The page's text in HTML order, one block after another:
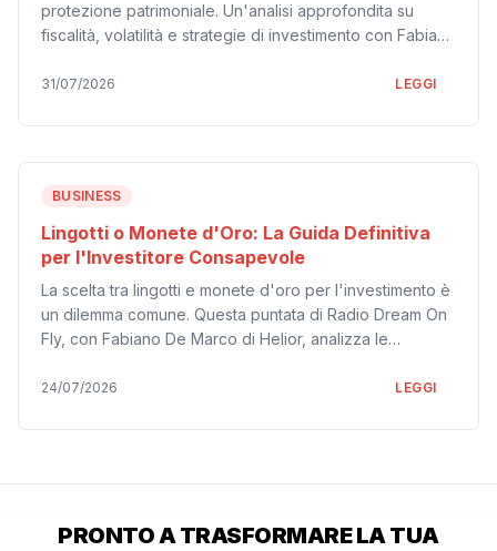
protezione patrimoniale. Un'analisi approfondita su
fiscalità, volatilità e strategie di investimento con Fabiano
31/07/2026 LEGGI
BUSINESS
Lingotti o Monete d'Oro: La Guida Definitiva
per l'Investitore Consapevole
La scelta tra lingotti e monete d'oro per l'investimento è
un dilemma comune. Questa puntata di Radio Dream On
Fly, con Fabiano De Marco di Helior, analizza le
costi e flessibilità. Scopri perché i lingotti 24 carati sono
patrimonio oggi.
24/07/2026 LEGGI
PRONTO A TRASFORMARE LA TUA